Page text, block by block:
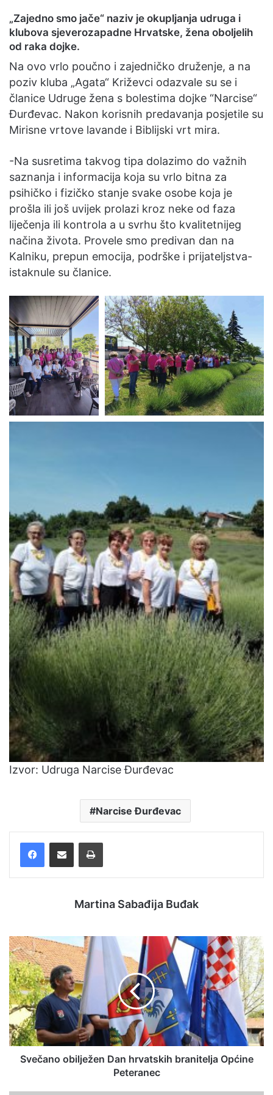
„Zajedno smo jače“ naziv je okupljanja udruga i
klubova sjeverozapadne Hrvatske, žena oboljelih
od raka dojke.
Na ovo vrlo poučno i zajedničko druženje, a na
poziv kluba „Agata“ Križevci odazvale su se i
članice Udruge žena s bolestima dojke “Narcise“
Đurđevac. Nakon korisnih predavanja posjetile su
Mirisne vrtove lavande i Biblijski vrt mira.
-Na susretima takvog tipa dolazimo do važnih
saznanja i informacija koja su vrlo bitna za
psihičko i fizičko stanje svake osobe koja je
prošla ili još uvijek prolazi kroz neke od faza
liječenja ili kontrola a u svrhu što kvalitetnijeg
načina života. Provele smo predivan dan na
Kalniku, prepun emocija, podrške i prijateljstva-
istaknule su članice.
Izvor: Udruga Narcise Đurđevac
Narcise Đurđevac
Martina Sabađija Buđak
Svečano obilježen Dan hrvatskih branitelja Općine
Peteranec